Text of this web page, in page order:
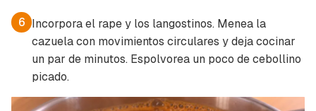
6 Incorpora el rape y los langostinos. Menea la
cazuela con movimientos circulares y deja cocinar
un par de minutos. Espolvorea un poco de cebollino
picado.